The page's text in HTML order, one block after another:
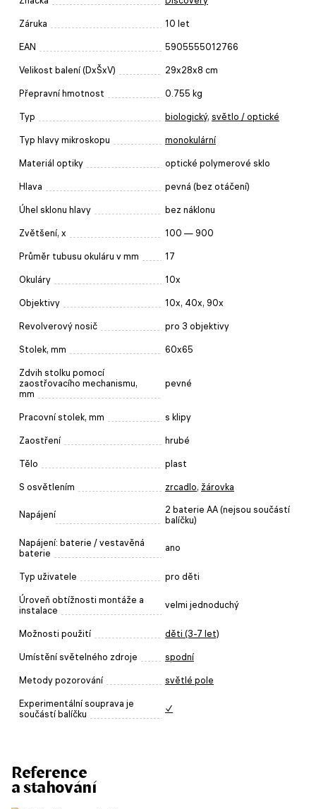
Záruka 10 let
EAN 5905555012766
Velikost balení (DxŠxV) 29x28x8 cm
Přepravní hmotnost 0.755 kg
Typ biologický, světlo / optické
Typ hlavy mikroskopu monokulární
Materiál optiky optické polymerové sklo
Hlava pevná (bez otáčení)
Úhel sklonu hlavy bez náklonu
Zvětšení, x 100 — 900
Průměr tubusu okuláru v mm 17
Okuláry 10x
Objektivy 10x, 40x, 90x
Revolverový nosič pro 3 objektivy
Stolek, mm 60x65
Zdvih stolku pomocí
zaostřovacího mechanismu,
mm
pevné
Pracovní stolek, mm s klipy
Zaostření hrubé
Tělo plast
S osvětlením zrcadlo, žárovka
Napájení
2 baterie AA (nejsou součástí
balíčku)
Napájení: baterie / vestavěná
baterie
ano
Typ uživatele pro děti
Úroveň obtížnosti montáže a
instalace
velmi jednoduchý
Možnosti použití děti (3-7 let)
Umístění světelného zdroje spodní
Metody pozorování světlé pole
Experimentální souprava je
součástí balíčku
✓
Reference
a stahování